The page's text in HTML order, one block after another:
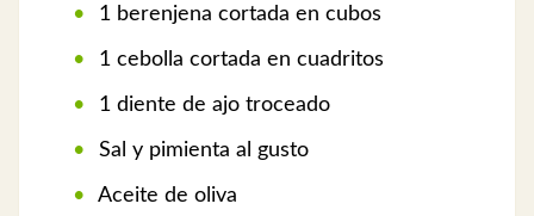
1 berenjena cortada en cubos
1 cebolla cortada en cuadritos
1 diente de ajo troceado
Sal y pimienta al gusto
Aceite de oliva